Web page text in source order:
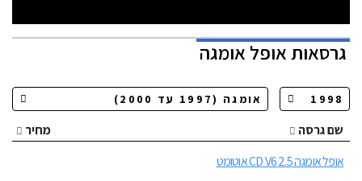
גרסאותאופל אומגה
שם גרסה
מחיר
אופל אומגה 2.5 CD V6 אוטומט